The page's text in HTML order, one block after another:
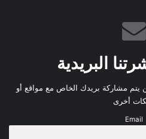
البريدية
يتم مشاركة بريدك الخاص مع مواقع أو
أخرى
Email